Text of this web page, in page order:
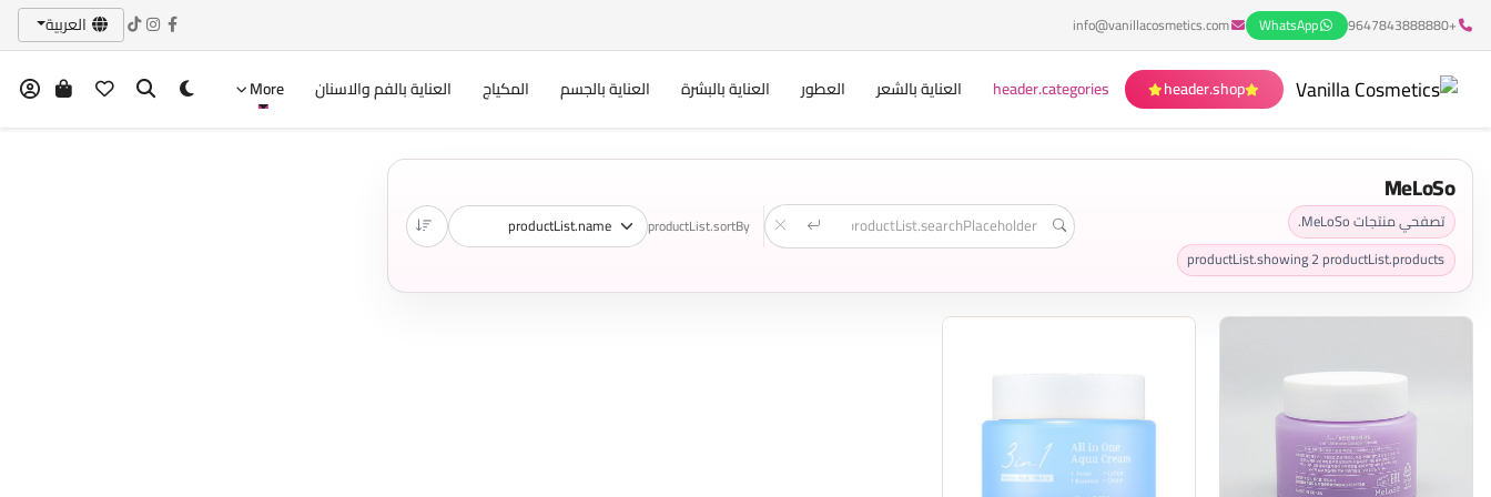
+9647843888880
WhatsApp
info@vanillacosmetics.com العربية
header.shop
header.categories العناية بالشعر العطور العناية بالبشرة العناية بالجسم المكياج العناية بالفم والاسنان More
MeLoSo
تصفحي منتجات MeLoSo.
productList.showing2productList.products
productList.sortBy